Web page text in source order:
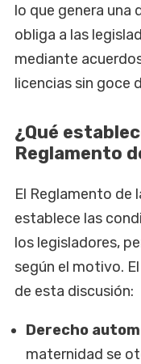
lo que genera
obliga a las
mediante
licencias sin goce
¿Qué
Reglamento
El Reglamento de
establece las
los legisladores,
según el motivo.
de esta discusión:
Derecho
maternidad se